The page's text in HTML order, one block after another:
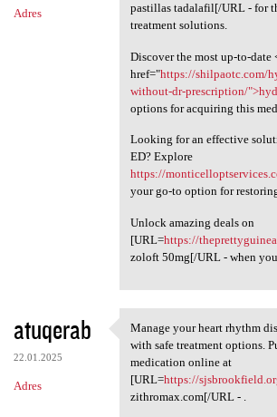
Adres
pastillas tadalafil[/URL - for
treatment solutions.
Discover the most up-to-date
href="https://shilpaotc.com/
without-dr-prescription/
options for acquiring this
Looking for an effective
ED? Explore
https://
your go-to option for
Unlock amazing deals on
[URL=https://
zoloft 50mg[/URL - when
atuqerab
22.01.2025
Adres
Manage your heart
Manage your heart rhythm
with safe treatment options.
medication online at
[URL=https://
zithromax.com[/URL - .